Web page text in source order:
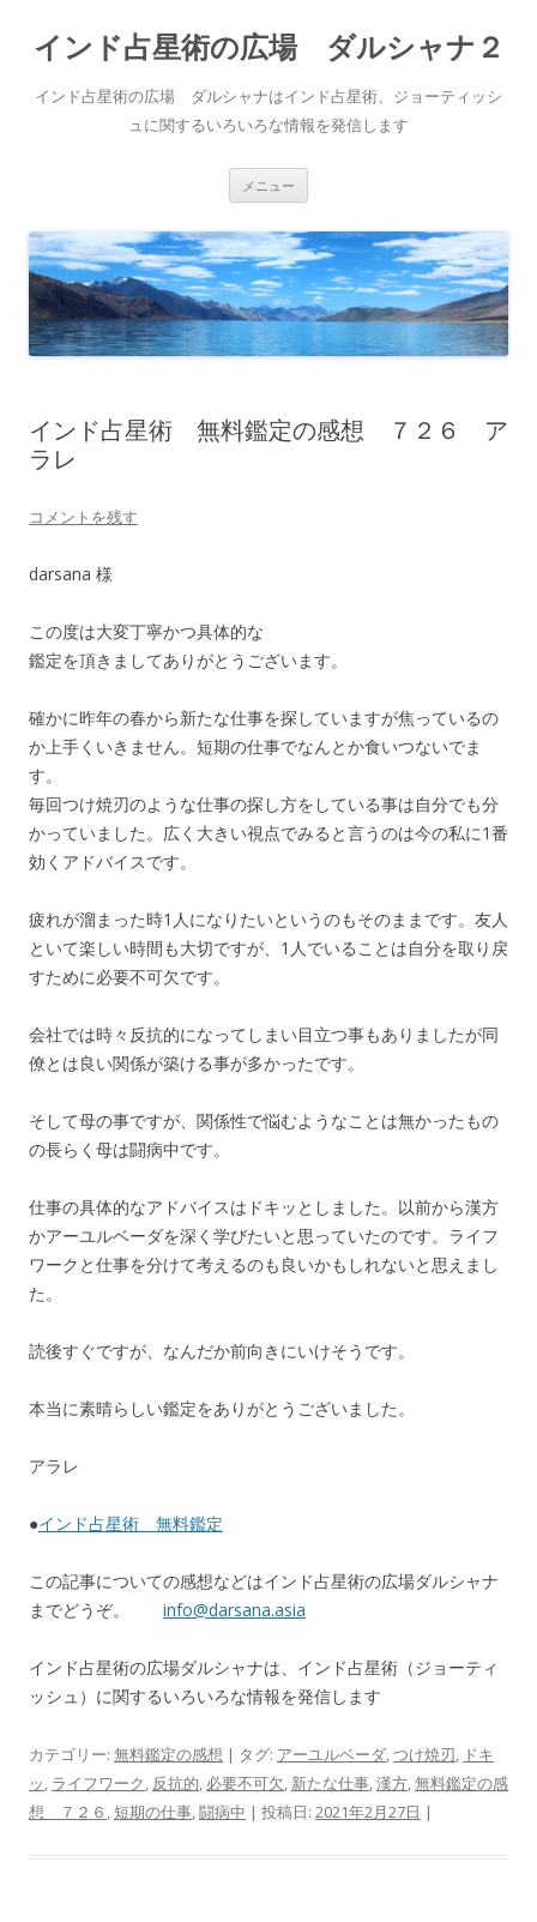
インド占星術の広場 ダルシャナ２
インド占星術の広場 ダルシャナはインド占星術、ジョーティッシ
ュに関するいろいろな情報を発信します
メニュー
ン
ツ
へ
ス
キ
ッ
プ
インド占星術 無料鑑定の感想 ７２６ ア
ラレ
コメントを残す
darsana 様
この度は大変丁寧かつ具体的な
鑑定を頂きましてありがとうございます。
確かに昨年の春から新たな仕事を探していますが焦っているの
か上手くいきません。短期の仕事でなんとか食いつないでま
す。
毎回つけ焼刃のような仕事の探し方をしている事は自分でも分
かっていました。広く大きい視点でみると言うのは今の私に1番
効くアドバイスです。
疲れが溜まった時1人になりたいというのもそのままです。友人
といて楽しい時間も大切ですが、1人でいることは自分を取り戻
すために必要不可欠です。
会社では時々反抗的になってしまい目立つ事もありましたが同
僚とは良い関係が築ける事が多かったです。
そして母の事ですが、関係性で悩むようなことは無かったもの
の長らく母は闘病中です。
仕事の具体的なアドバイスはドキッとしました。以前から漢方
かアーユルベーダを深く学びたいと思っていたのです。ライフ
ワークと仕事を分けて考えるのも良いかもしれないと思えまし
た。
読後すぐですが、なんだか前向きにいけそうです。
本当に素晴らしい鑑定をありがとうございました。
アラレ
●インド占星術 無料鑑定
この記事についての感想などはインド占星術の広場ダルシャナ
までどうぞ。 info@darsana.asia
インド占星術の広場ダルシャナは、インド占星術（ジョーティ
ッシュ）に関するいろいろな情報を発信します
カテゴリー: 無料鑑定の感想 | タグ: アーユルベーダ,つけ焼刃, ドキ
ッ, ライフワーク, 反抗的, 必要不可欠, 新たな仕事,漢方,無料鑑定の感
想 ７２６ ,短期の仕事,闘病中 | 投稿日: 2021年2月27日 |